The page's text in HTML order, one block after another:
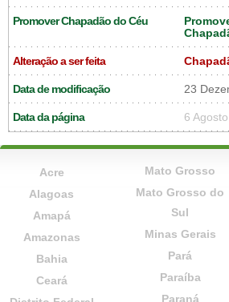
Promover Chapadão do Céu
Alteração a ser feita
Data de modificação 23
Data da página 6
Acre
Alagoas
Amapá
Amazonas
Bahia
Ceará
Mato Grosso
Mato Grosso do
Sul
Minas Gerais
Pará
Paraíba
Paraná